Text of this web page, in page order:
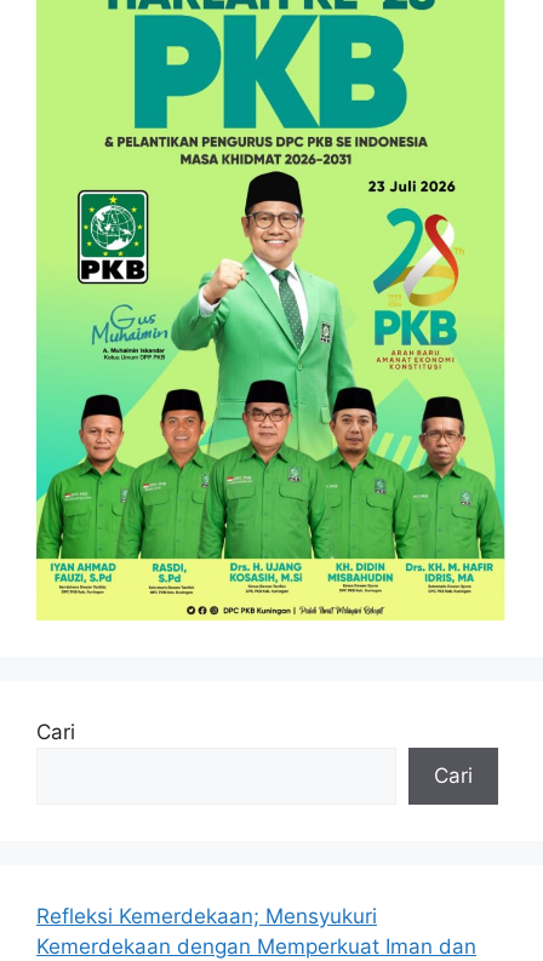
Cari
Cari
Refleksi Kemerdekaan; Mensyukuri
Kemerdekaan dengan Memperkuat Iman dan